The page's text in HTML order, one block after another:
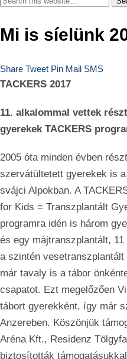
Mi is síelünk
Share Tweet Pin Mail SMS
TACKERS 2017
11. alkalommal vettek
gyerekek TACKERS
2005 óta minden évben
szervátültetett gyerekek is
svájci Alpokban. A
for Kids = Transzplantált
programra idén is három
és egy májtranszplantált,
a szintén
már tavaly is a tábor
csapatot. Ezt megelőzően
tábort gyerekként, így már
Anzereben. Köszönjük
Aréna Kft., Residenz
biztosították